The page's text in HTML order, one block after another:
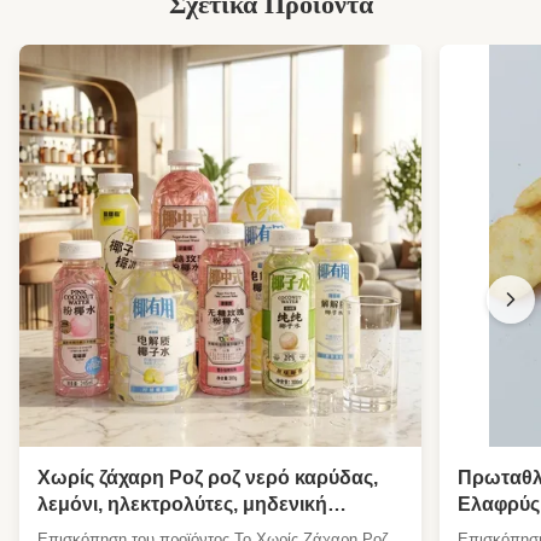
Χωρίς ζάχαρη Ροζ ροζ νερό καρύδας,
λεμόνι, ηλεκτρολύτες, μηδενική
προσθήκη ζάχαρης, ενυδάτωση, έτοιμο